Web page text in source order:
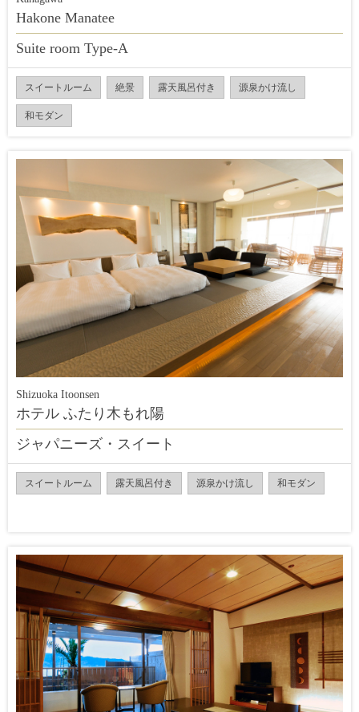
Hakone Manatee
Suite room Type-A
スイートルーム 絶景 露天風呂付き 源泉かけ流し
和モダン
Shizuoka Itoonsen
ホテル ふたり木もれ陽
ジャパニーズ・スイート
スイートルーム 露天風呂付き 源泉かけ流し 和モダン